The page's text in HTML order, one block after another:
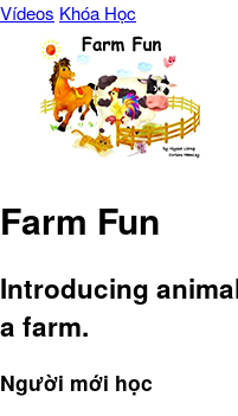
Vídeos Khóa Học
Farm Fun
Introducing
a farm.
Người mới học